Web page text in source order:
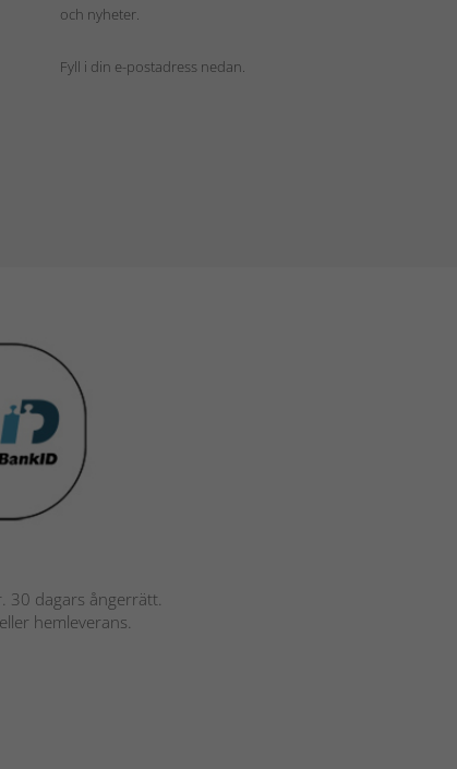
och nyheter.
Fyll i din e-postadress nedan.
30 dagars ångerrätt.
hemleverans.